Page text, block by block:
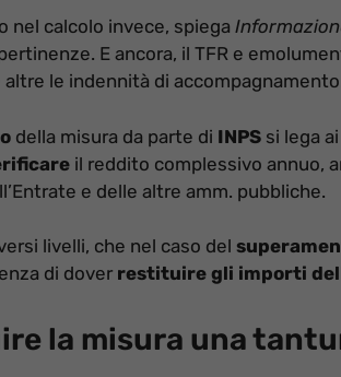
nel calcolo invece, spiega
E ancora, il TFR e
altre le indennità di
della misura da parte di INPS si lega ai
il reddito complessivo annuo,
e delle altre amm. pubbliche.
livelli, che nel caso del
di dover restituire gli importi
la misura una